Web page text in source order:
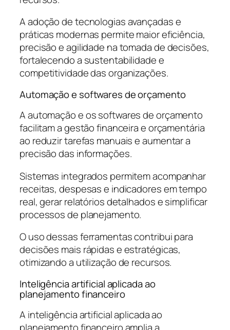
A adoção de tecnologias avançadas e
práticas modernas permite maior eficiência,
precisão e agilidade na tomada de decisões,
fortalecendo a sustentabilidade e
competitividade das organizações.
Automação e softwares de orçamento
A automação e os softwares de orçamento
facilitam a gestão financeira e orçamentária
ao reduzir tarefas manuais e aumentar a
precisão das informações.
Sistemas integrados permitem acompanhar
receitas, despesas e indicadores em tempo
real, gerar relatórios detalhados e simplificar
processos de planejamento.
O uso dessas ferramentas contribui para
decisões mais rápidas e estratégicas,
otimizando a utilização de recursos.
Inteligência artificial aplicada ao
planejamento financeiro
A inteligência artificial aplicada ao